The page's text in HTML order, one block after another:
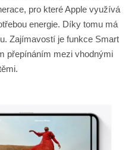
pro které Apple využívá
energie. Díky tomu má
Zajímavostí je funkce Smart
přepínáním mezi vhodnými